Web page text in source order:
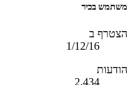
משתמש בכיר
הצטרף ב
1/12/16
הודעות
2,434